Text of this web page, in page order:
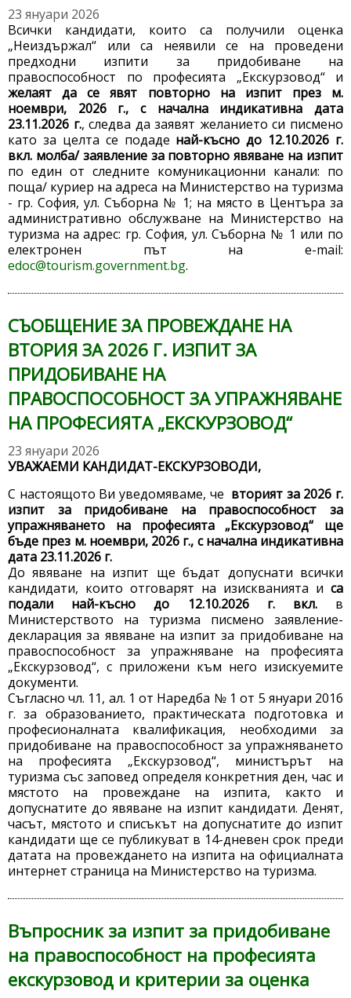
23 януари 2026
Всички кандидати, които са получили оценка
„Неиздържал“ или са неявили се на проведени
предходни изпити за придобиване на
правоспособност по професията „Екскурзовод“ и
желаят да се явят повторно на изпит през м.
ноември, 2026 г., с начална индикативна дата
23.11.2026 г., следва да заявят желанието си писмено
като за целта се подаде най-късно до 12.10.2026 г.
вкл. молба/ заявление за повторно явяване на изпит
по един от следните комуникационни канали: по
поща/ куриер на адреса на Министерство на туризма
- гр. София, ул. Съборна № 1; на място в Центъра за
административно обслужване на Министерство на
туризма на адрес: гр. София, ул. Съборна № 1 или по
електронен път на e-mail:
edoc@tourism.government.bg.
СЪОБЩЕНИЕ ЗА ПРОВЕЖДАНЕ НА
ВТОРИЯ ЗА 2026 Г. ИЗПИТ ЗА
ПРИДОБИВАНЕ НА
ПРАВОСПОСОБНОСТ ЗА УПРАЖНЯВАНЕ
НА ПРОФЕСИЯТА „ЕКСКУРЗОВОД“
23 януари 2026
УВАЖАЕМИ КАНДИДАТ-ЕКСКУРЗОВОДИ,
С настоящото Ви уведомяваме, че вторият за 2026 г.
изпит за придобиване на правоспособност за
упражняването на професията „Екскурзовод“ ще
бъде през м. ноември, 2026 г., с начална индикативна
дата 23.11.2026 г.
До явяване на изпит ще бъдат допуснати всички
кандидати, които отговарят на изискванията и са
подали най-късно до 12.10.2026 г. вкл.в
Министерството на туризма писмено заявление-
декларация за явяване на изпит за придобиване на
правоспособност за упражняване на професията
„Екскурзовод“, с приложени към него изискуемите
документи.
Съгласно чл. 11, ал. 1 от Наредба № 1 от 5 януари 2016
г. за образованието, практическата подготовка и
професионалната квалификация, необходими за
придобиване на правоспособност за упражняването
на професията „Екскурзовод“, министърът на
туризма със заповед определя конкретния ден, час и
мястото на провеждане на изпита, както и
допуснатите до явяване на изпит кандидати. Денят,
часът, мястото и списъкът на допуснатите до изпит
кандидати ще се публикуват в 14-дневен срок преди
датата на провеждането на изпита на официалната
интернет страница на Министерство на туризма.
Въпросник за изпит за придобиване
на правоспособност на професията
екскурзовод и критерии за оценка